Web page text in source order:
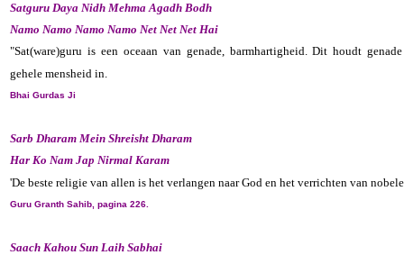
Satguru Daya Nidh Mehma Agadh Bodh
Namo Namo Namo Namo Net Net Net Hai
"Sat(ware)guru is een oceaan van genade, barmhartigheid. Dit houdt
gehele mensheid in.
Bhai Gurdas Ji
Sarb Dharam Mein Shreisht Dharam
Har Ko Nam Jap Nirmal Karam
'De beste religie van allen is het verlangen naar God en het verrichten van
Guru Granth Sahib, pagina 226.
Saach Kahou Sun Laih Sabhai